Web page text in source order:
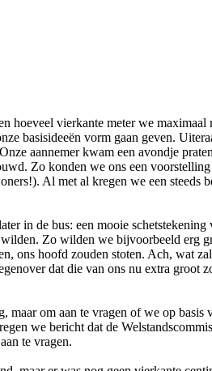
hoeveel vierkante meter we
basisideeën vorm gaan geven.
aannemer kwam een avondje
Zo konden we ons een
Al met al kregen we een steeds
in de bus: een mooie
Zo wilden we bijvoorbeeld erg
ons hoofd zouden stoten. Ach, wat
dat die van ons nu extra groot
om aan te vragen of we op basis
we bericht dat de
te vragen.